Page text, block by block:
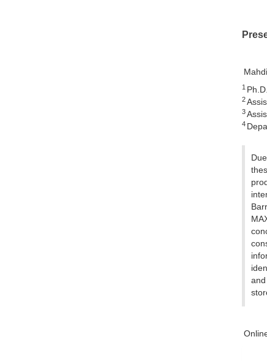
1
2
3
4